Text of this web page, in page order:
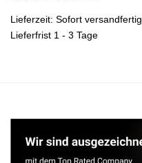
Lieferzeit: Sofort versandfertig,
Lieferfrist 1 - 3 Tage